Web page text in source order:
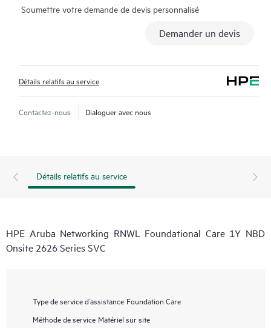
Soumettre votre demande de devis personnalisé
Demander un devis
Détails relatifs au service
Contactez-nous Dialoguer avec nous
Détails relatifs au service
HPE Aruba Networking RNWL Foundational Care 1Y NBD
Onsite 2626 Series SVC
Type de service d’assistance Foundation Care
Méthode de service Matériel sur site